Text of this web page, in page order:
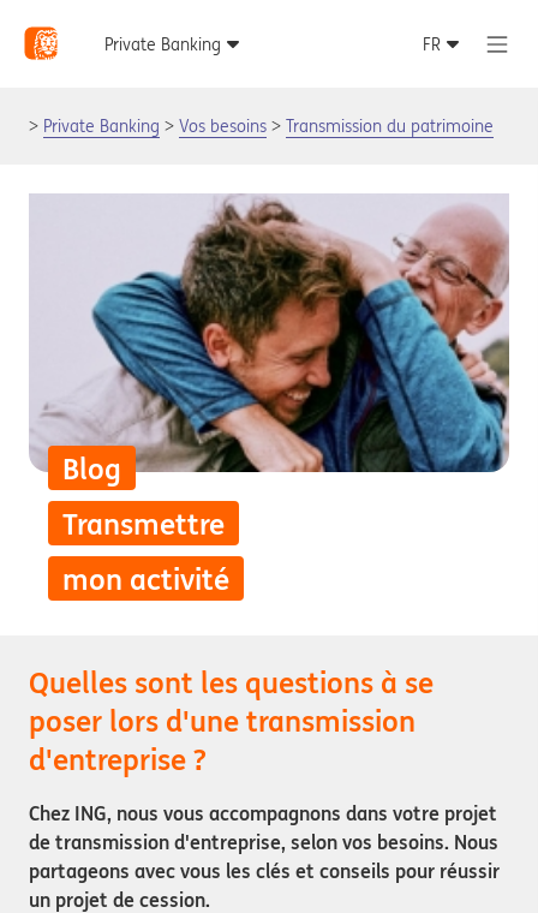
Private Banking Vos besoins Transmission du patrimoine
Blog
Transmettre
mon activité
Quelles sont les questions à se
poser lors d'une transmission
d'entreprise ?
Chez ING, nous vous accompagnons dans votre projet
de transmission d'entreprise, selon vos besoins. Nous
partageons avec vous les clés et conseils pour réussir
un projet de cession.